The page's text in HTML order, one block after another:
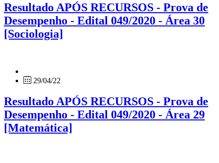
Resultado APÓS RECURSOS - Prova de
Desempenho - Edital 049/2020 - Área 30
[Sociologia]
29/04/22
Resultado APÓS RECURSOS - Prova de
Desempenho - Edital 049/2020 - Área 29
[Matemática]